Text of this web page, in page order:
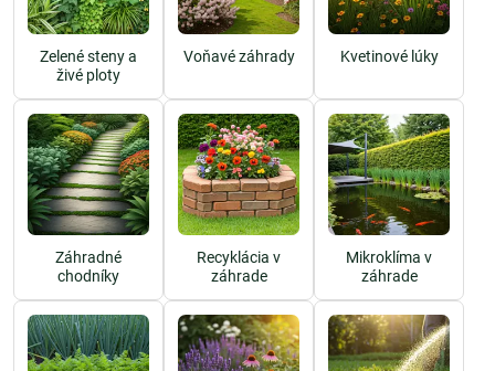
Zelené steny a
živé ploty
Voňavé záhrady Kvetinové lúky
Záhradné
chodníky
Recyklácia v
záhrade
Mikroklíma v
záhrade